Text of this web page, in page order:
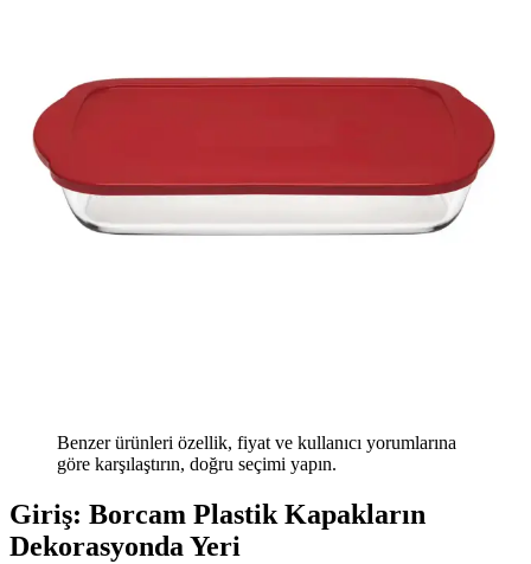
Benzer ürünleri özellik, fiyat ve kullanıcı yorumlarına
göre karşılaştırın, doğru seçimi yapın.
Giriş: Borcam Plastik Kapakların
Dekorasyonda Yeri